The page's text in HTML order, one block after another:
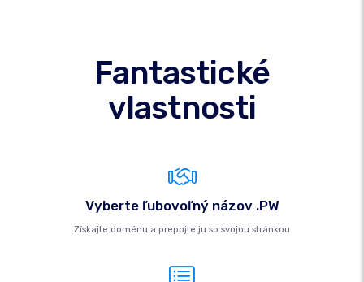
Fantastické
vlastnosti
Vyberte ľubovoľný názov .PW
Získajte doménu a prepojte ju so svojou stránkou